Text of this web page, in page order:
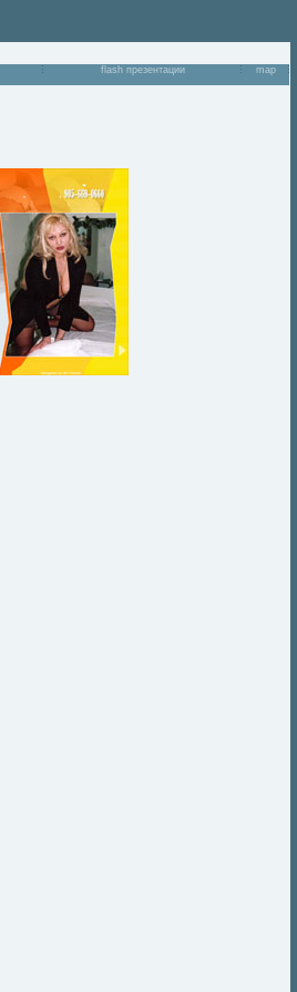
flash презентации map